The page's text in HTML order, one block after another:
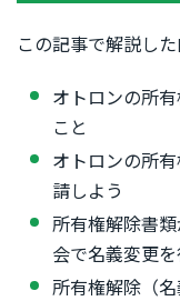
この記事で解説した
オトロンの所
こと
オトロンの所
請しよう
所有権解除書
会で名義変更
所有権解除（